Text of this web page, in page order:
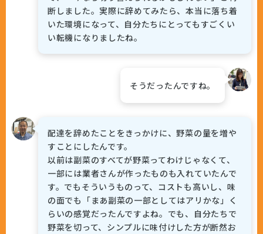
断しました。実際に辞めてみたら、本当に落ち着
いた環境になって、自分たちにとってもすごくい
い転機になりましたね。
そうだったんですね。
配達を辞めたことをきっかけに、野菜の量を増や
すことにしたんです。
以前は副菜のすべてが野菜ってわけじゃなくて、
一部には業者さんが作ったものも入れていたんで
す。でもそういうものって、コストも高いし、味
の面でも「まあ副菜の一部としてはアリかな」く
らいの感覚だったんですよね。でも、自分たちで
野菜を切って、シンプルに味付けした方が断然お